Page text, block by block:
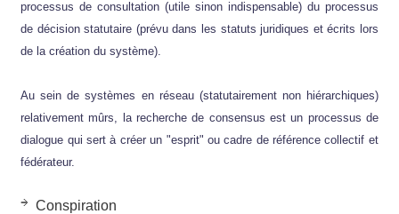
processus de consultation (utile sinon indispensable) du processus
de décision statutaire (prévu dans les statuts juridiques et écrits lors
de la création du système).
Au sein de systèmes en réseau (statutairement non hiérarchiques)
relativement mûrs, la recherche de consensus est un processus de
dialogue qui sert à créer un "esprit" ou cadre de référence collectif et
fédérateur.
Conspiration